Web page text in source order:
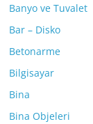
Banyo ve Tuvalet
Bar – Disko
Betonarme
Bilgisayar
Bina
Bina Objeleri